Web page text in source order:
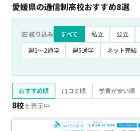
愛媛県の通信制高校おすすめ8選
絞り込み すべて 私立 公立
週1〜2通学
週5通学 ネット完結
おすすめ順 口コミ順 学費が安い順
8校を表示中